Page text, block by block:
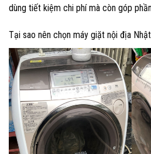
dùng tiết kiệm chi phí mà còn góp
Tại sao nên chọn máy giặt nội địa